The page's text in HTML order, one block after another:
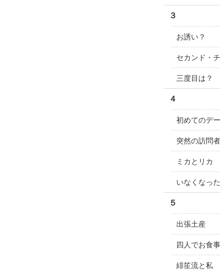
３
お誘い？
セカンド・
三度目は？
４
初めてのデ
突然の訪問
ミカとリカ
いなくなっ
５
出張土産
四人でお食
緋笙流と私